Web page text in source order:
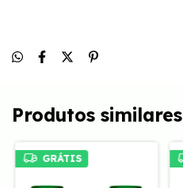
Produtos similares
GRÁTIS